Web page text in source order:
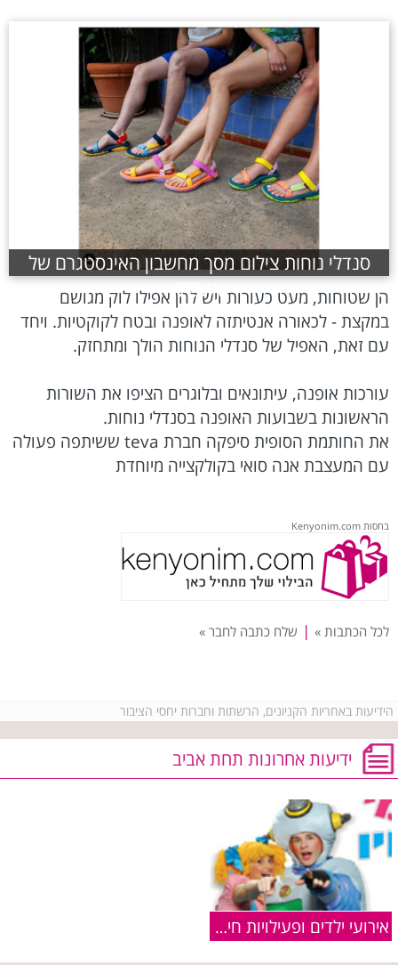
סנדלי נוחות צילום מסך מחשבון האינסטגרם של
TEVA
הן שטוחות, מעט כעורות ויש להן אפילו לוק מגושם
במקצת - לכאורה אנטיתזה לאופנה ובטח לקוקטיות. ויחד
עם זאת, האפיל של סנדלי הנוחות הולך ומתחזק.
עורכות אופנה, עיתונאים ובלוגרים הציפו את השורות
הראשונות בשבועות האופנה בסנדלי נוחות.
את החותמת הסופית סיפקה חברת teva ששיתפה פעולה
עם המעצבת אנה סואי בקולקצייה מיוחדת
בחסות Kenyonim.com
לכל הכתבות » | שלח כתבה לחבר »
הידיעות באחריות הקניונים, הרשתות וחברות יחסי הציבור
ידיעות אחרונות תחת אביב
אירועי ילדים ופעילויות חינם - פסח 2013